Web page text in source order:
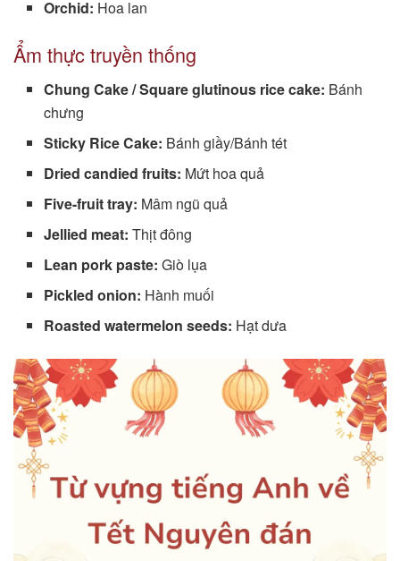
Orchid: Hoa lan
Ẩm thực truyền thống
Chung Cake / Square glutinous rice cake: Bánh
chưng
Sticky Rice Cake: Bánh giầy/Bánh tét
Dried candied fruits: Mứt hoa quả
Five-fruit tray: Mâm ngũ quả
Jellied meat: Thịt đông
Lean pork paste: Giò lụa
Pickled onion: Hành muối
Roasted watermelon seeds: Hạt dưa